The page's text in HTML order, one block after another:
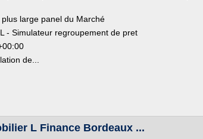
large panel du Marché
- Simulateur regroupement de pret
de...
L Finance Bordeaux ...